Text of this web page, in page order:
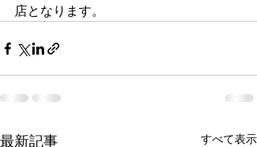
店となります。
最新記事 すべて表示